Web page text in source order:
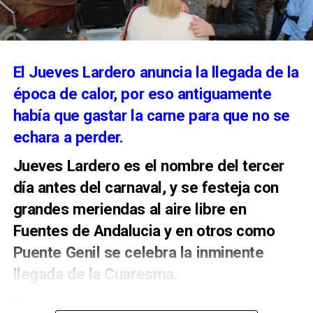
ámbito cultural y cofrade andaluz.
El Jueves Lardero anuncia la llegada de la
época de calor, por eso antiguamente
había que gastar la carne para que no se
echara a perder.
Jueves Lardero es el nombre del tercer
día antes del carnaval, y se festeja con
grandes meriendas al aire libre en
Fuentes de Andalucia y en otros como
Puente Genil se celebra la inminente
llegada de la Cuaresma.